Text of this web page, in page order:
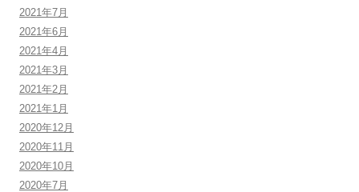
2021年7月
2021年6月
2021年4月
2021年3月
2021年2月
2021年1月
2020年12月
2020年11月
2020年10月
2020年7月